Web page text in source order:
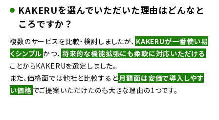
KAKERUを選んでいただいた理由はどんなと
ころですか？
複数のサービスを比較・検討しましたが、 KAKERUが一番使い易
くシンプルかつ、 将来的な機能拡張にも柔軟に対応いただける
ことからKAKERUを選定しました。
また、価格面では他社と比較すると月額面は安価で導入しやす
い価格 でご提案いただけたのも大きな理由の1つです。